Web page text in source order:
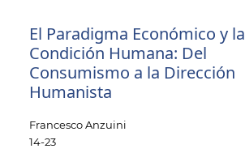
El Paradigma Económico y la
Condición Humana: Del
Consumismo a la Dirección
Humanista
Francesco Anzuini
14-23